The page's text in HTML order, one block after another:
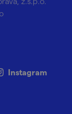
Instagram